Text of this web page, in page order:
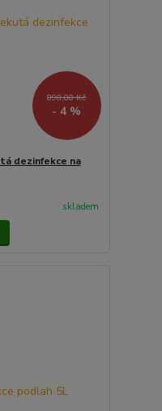
890,00 Kč
- 4 %
dezinfekce na
skladem